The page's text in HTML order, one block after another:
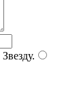
Звезду.